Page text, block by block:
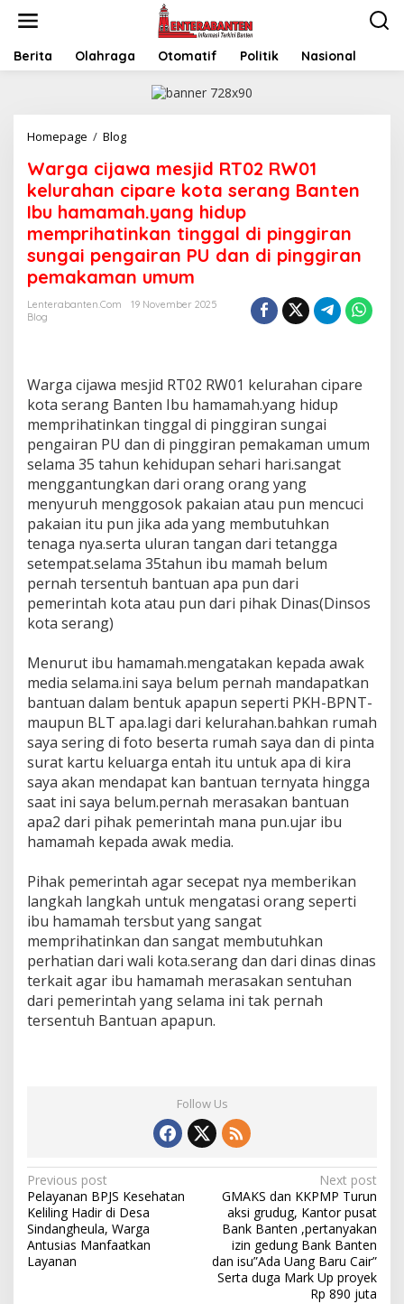
Berita Olahraga Otomatif Politik Nasional
Homepage / BlogWarga
mesjid
RT02
RW01
kelurahan
cipare
kota
serang
Banten
Ibu
di
pinggiran
sungai
pengairan
PU
dan
di
pinggiran
pemakaman
umum
Warga cijawa mesjid RT02 RW01
kelurahan cipare kota serang Banten
Ibu hamamah.yang hidup
memprihatinkan tinggal di pinggiran
sungai pengairan PU dan di pinggiran
pemakaman umum
Lenterabanten.com
19 November 2025
Blog
Warga cijawa mesjid RT02 RW01 kelurahan cipare
kota serang Banten Ibu hamamah.yang hidup
memprihatinkan tinggal di pinggiran sungai
pengairan PU dan di pinggiran pemakaman umum
selama 35 tahun kehidupan sehari hari.sangat
menggantungkan dari orang orang yang
menyuruh menggosok pakaian atau pun mencuci
pakaian itu pun jika ada yang membutuhkan
tenaga nya.serta uluran tangan dari tetangga
setempat.selama 35tahun ibu mamah belum
pernah tersentuh bantuan apa pun dari
pemerintah kota atau pun dari pihak Dinas(Dinsos
kota serang)
‎Menurut ibu hamamah.mengatakan kepada awak
media selama.ini saya belum pernah mandapatkan
bantuan dalam bentuk apapun seperti PKH-BPNT-
maupun BLT apa.lagi dari kelurahan.bahkan rumah
saya sering di foto beserta rumah saya dan di pinta
surat kartu keluarga entah itu untuk apa di kira
saya akan mendapat kan bantuan ternyata hingga
saat ini saya belum.pernah merasakan bantuan
apa2 dari pihak pemerintah mana pun.ujar ibu
hamamah kepada awak media.
‎Pihak pemerintah agar secepat nya memberikan
langkah langkah untuk mengatasi orang seperti
ibu hamamah tersbut yang sangat
memprihatinkan dan sangat membutuhkan
perhatian dari wali kota.serang dan dari dinas dinas
terkait agar ibu hamamah merasakan sentuhan
dari pemerintah yang selama ini tak pernah
tersentuh Bantuan apapun.
Follow Us
Post
navigation
Previous post
Pelayanan BPJS Kesehatan
Keliling Hadir di Desa
Sindangheula, Warga
Antusias Manfaatkan
Layanan
Next post
GMAKS dan KKPMP Turun
aksi grudug, Kantor pusat
Bank Banten ,pertanyakan
izin gedung Bank Banten
dan isu”Ada Uang Baru Cair”
Serta duga Mark Up proyek
Rp 890 juta